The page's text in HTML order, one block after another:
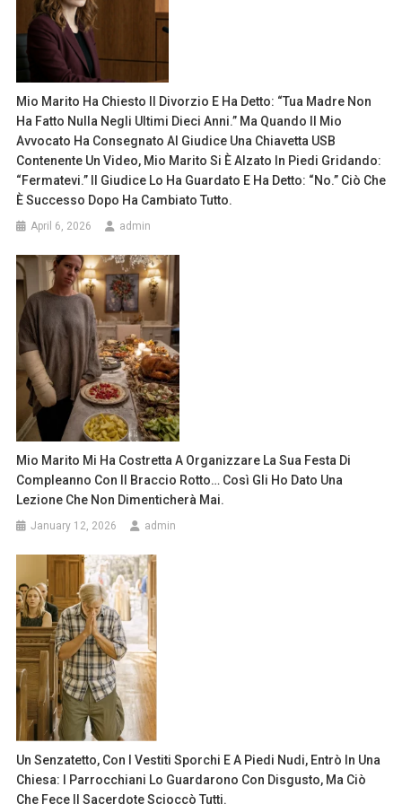
Mio Marito Ha Chiesto Il Divorzio E Ha Detto: “Tua Madre Non
Ha Fatto Nulla Negli Ultimi Dieci Anni.” Ma Quando Il Mio
Avvocato Ha Consegnato Al Giudice Una Chiavetta USB
Contenente Un Video, Mio Marito Si È Alzato In Piedi Gridando:
“Fermatevi.” Il Giudice Lo Ha Guardato E Ha Detto: “No.” Ciò Che
È Successo Dopo Ha Cambiato Tutto.
April 6, 2026 admin
Mio Marito Mi Ha Costretta A Organizzare La Sua Festa Di
Compleanno Con Il Braccio Rotto… Così Gli Ho Dato Una
Lezione Che Non Dimenticherà Mai.
January 12, 2026 admin
Un Senzatetto, Con I Vestiti Sporchi E A Piedi Nudi, Entrò In Una
Chiesa: I Parrocchiani Lo Guardarono Con Disgusto, Ma Ciò
Che Fece Il Sacerdote Scioccò Tutti.